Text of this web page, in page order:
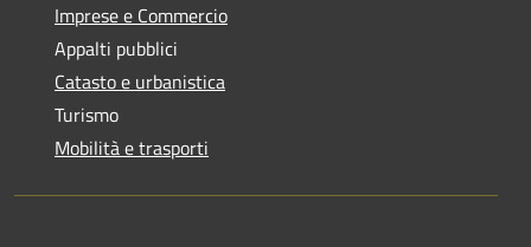
Imprese e Commercio
Appalti pubblici
Catasto e urbanistica
Turismo
Mobilità e trasporti